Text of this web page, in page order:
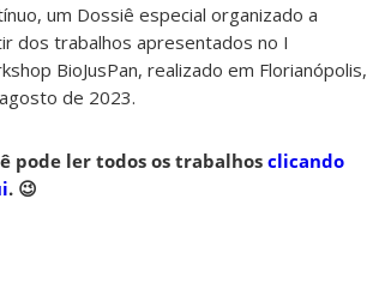
um Dossiê especial organizado a
dos trabalhos apresentados no I
BioJusPan, realizado em Florianópolis,
de 2023.
pode ler todos os trabalhos clicando
. 😉